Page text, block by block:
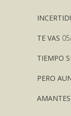
TE VAS
TIEMPO
PERO
AMANTES